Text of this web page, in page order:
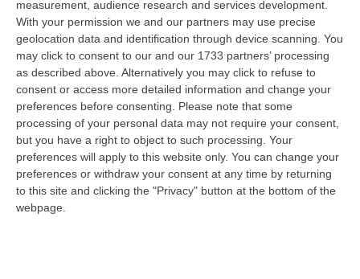
measurement, audience research and services development.
With your permission we and our partners may use precise
geolocation data and identification through device scanning. You
may click to consent to our and our 1733 partners’ processing
as described above. Alternatively you may click to refuse to
consent or access more detailed information and change your
preferences before consenting.
Please note that some
processing of your personal data may not require your consent,
but you have a right to object to such processing. Your
preferences will apply to this website only. You can change your
preferences or withdraw your consent at any time by returning
to this site and clicking the "Privacy" button at the bottom of the
webpage.
La Magia Di Pinocchio A Panettieri: Il Piccolo Borgo Si Trasforma
In Fiaba – FOTO E VIDEO
“È il luogo che più di ogni altro ha saputo costruire il racconto
scenografico di una storia sacra, quella della natività. A Panettieri il P…
08 Agosto, 16:22
Franz Caruso: «Casa, Giovani E Lavoro Sono Le Sfide Del
Riformismo Di Oggi»
“COSENZA «Cosenza saprà rispondere positivamente alla raccolta firme
promossa da Avanti PSI, perché gli obiettivi che la animano mettono al…
08 Agosto, 16:00